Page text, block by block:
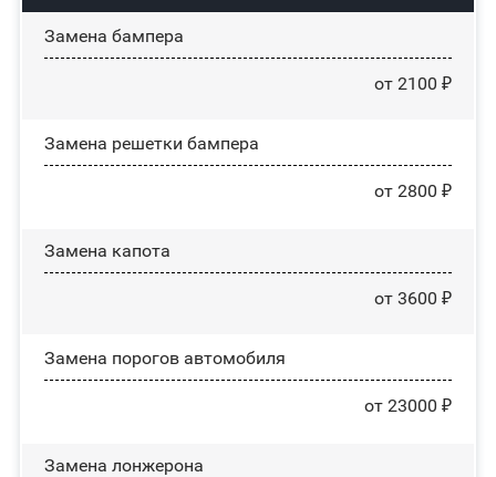
Замена бампера
от 2100 ₽
Замена решетки бампера
от 2800 ₽
Замена капота
от 3600 ₽
Замена порогов автомобиля
от 23000 ₽
Замена лонжерона